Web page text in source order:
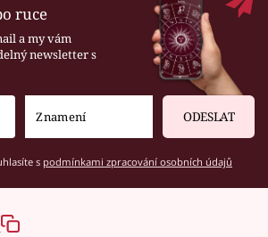
ruce
a my vám
newsletter s
ODESLAT
s podmínkami zpracování osobních údajů